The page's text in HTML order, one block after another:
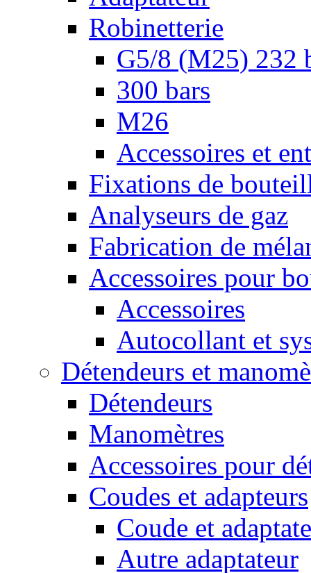
Robinetterie
G5/8 (M25) 232
300 bars
M26
Accessoires et
Fixations de
Analyseurs de gaz
Fabrication de
Accessoires pour
Accessoires
Autocollant et
Détendeurs et
Détendeurs
Manomètres
Accessoires pour
Coudes et adapteurs
Coude et
Autre adaptateur